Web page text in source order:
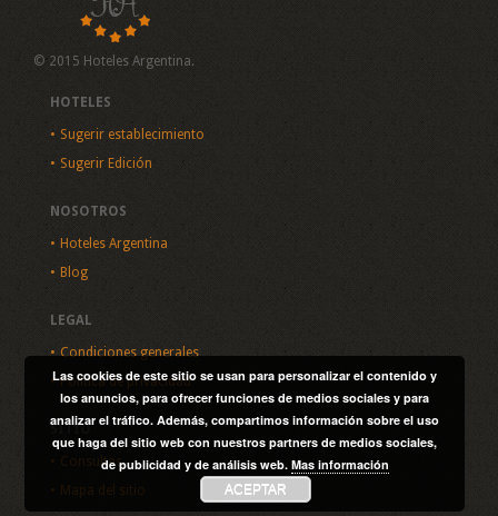
© 2015 Hoteles Argentina.
HOTELES
Sugerir establecimiento
Sugerir Edición
NOSOTROS
Hoteles Argentina
Blog
LEGAL
Condiciones generales
Política de privacidad
SITIO
Consultas
Mapa del sitio
Las cookies de este sitio se usan para personalizar el contenido y
los anuncios, para ofrecer funciones de medios sociales y para
analizar el tráfico. Además, compartimos información sobre el uso
que haga del sitio web con nuestros partners de medios sociales,
de publicidad y de análisis web. Mas información
ACEPTAR